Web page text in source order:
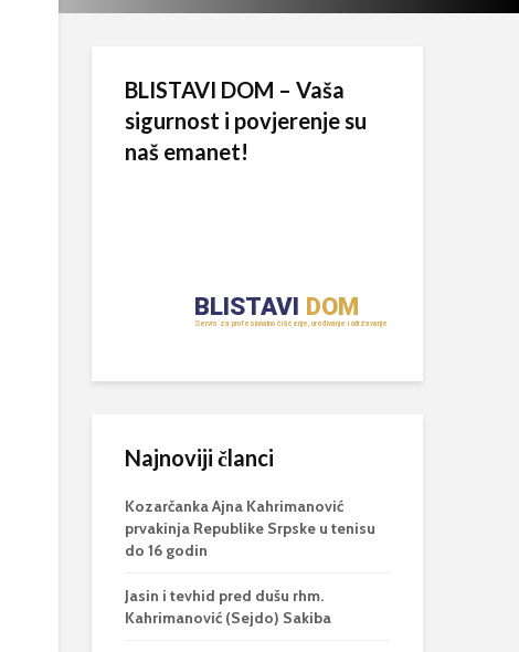
BLISTAVI DOM – Vaša
sigurnost i povjerenje su
naš emanet!
Najnoviji članci
Kozarčanka Ajna Kahrimanović
prvakinja Republike Srpske u tenisu
do 16 godin
Jasin i tevhid pred dušu rhm.
Kahrimanović (Sejdo) Sakiba